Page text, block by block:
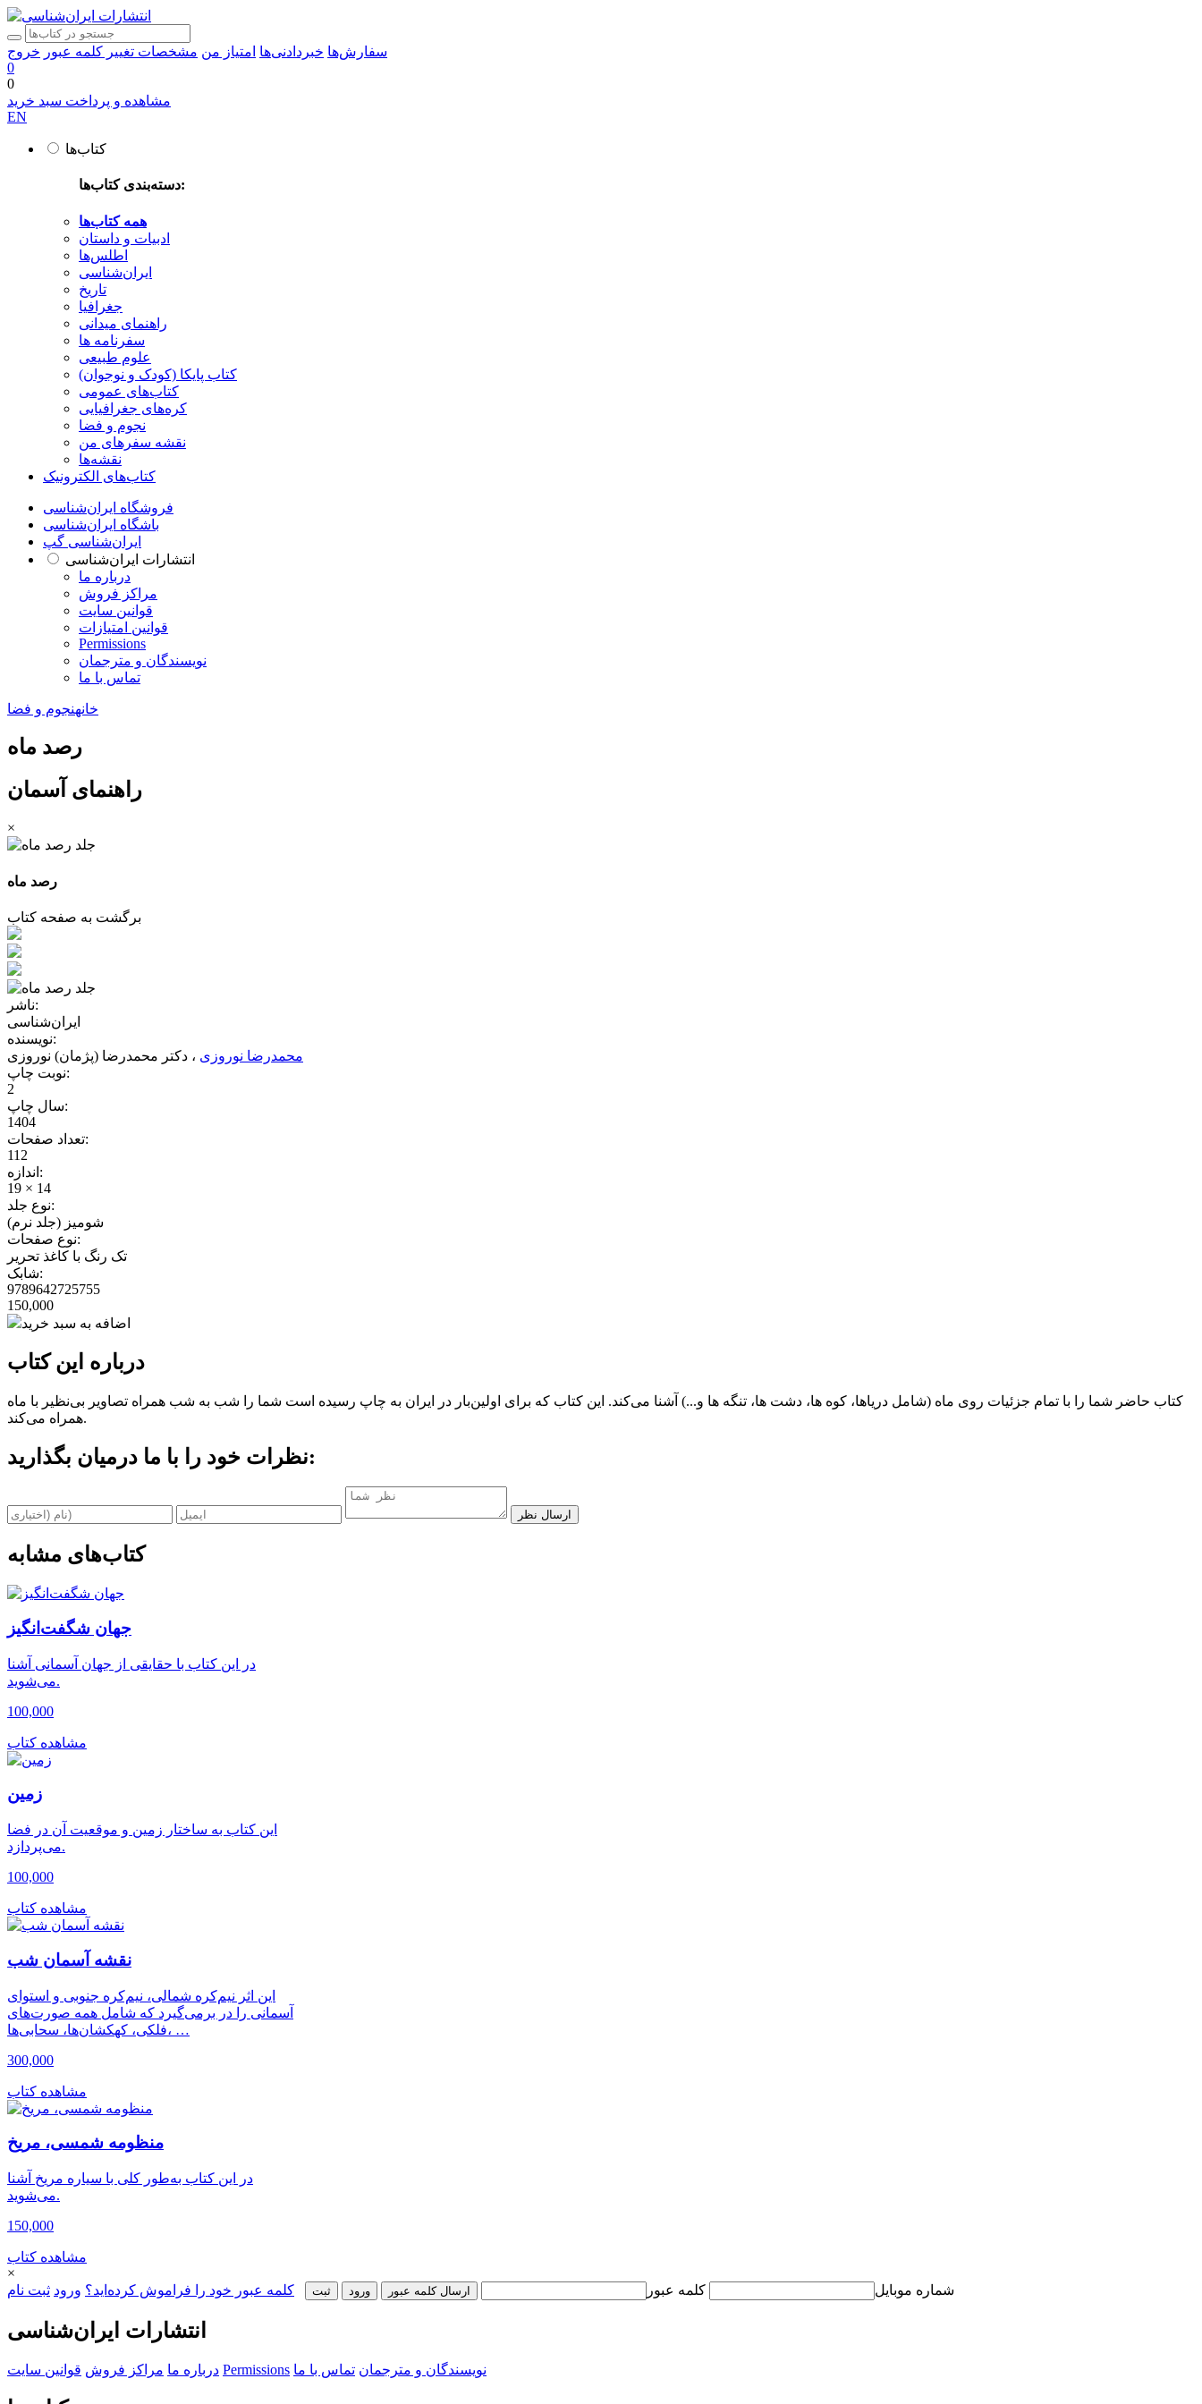
سفارش‌ها خبردادنی‌ها امتیاز من مشخصات تغییر کلمه عبور خروج
0
0
مشاهده و پرداخت سبد خرید
EN
کتاب‌ها
دسته‌بندی کتاب‌ها:
همه کتاب‌ها
ادبیات و داستان
اطلس‌ها
ایران‌شناسی
تاریخ
جغرافیا
راهنمای میدانی
سفرنامه‌ ها
علوم طبیعی
کتاب‌ پایکا (کودک و نوجوان)
کتاب‌های عمومی
کره‌های جغرافیایی
نجوم و فضا
نقشه سفرهای من
نقشه‌ها
کتاب‌های الکترونیک
فروشگاه ایران‌شناسی
باشگاه ایران‌شناسی
ایران‌شناسی گپ
انتشارات ایران‌شناسی
درباره ما
مراکز فروش
قوانین سایت
قوانین امتیازات
Permissions
نویسندگان و مترجمان
تماس با ما
خانهنجوم و فضا
رصد ماه
راهنمای آسمان
×
رصد ماه
برگشت به صفحه کتاب
ناشر:
ایران‌شناسی
نویسنده:
محمدرضا نوروزی ، دکتر محمدرضا (پژمان) نوروزی
نوبت چاپ:
2
سال چاپ:
1404
تعداد صفحات:
112
اندازه:
19 × 14
نوع جلد:
شومیز (جلد نرم)
نوع صفحات:
تک رنگ با کاغذ تحریر
شابک:
9789642725755
150,000
اضافه به سبد خرید
درباره این کتاب
کتاب حاضر شما را با تمام جزئیات روی ماه (شامل دریاها، کوه ها، دشت ها، تنگه ها و...) آشنا می‌کند. این کتاب که برای اولین‌بار در ایران به چاپ رسیده است شما را شب به شب همراه تصاویر بی‌نظیر با ماه
همراه می‌کند.
نظرات خود را با ما درمیان بگذارید:
ارسال نظر
کتاب‌های مشابه
جهان شگفت‌انگیز
در این کتاب با حقایقی از جهان آسمانی آشنا
می‌شوید.
100,000
مشاهده کتاب
زمین
این کتاب به ساختار زمین و موقعیت آن در فضا
می‌پردازد.
100,000
مشاهده کتاب
نقشه آسمان شب
این اثر نیم‌کره شمالی، نیم‌کره جنوبی و استوای
آسمانی را در برمی‌گیرد که شامل همه صورت‌های
فلکی، کهکشان‌ها، سحابی‌ها، …
300,000
مشاهده کتاب
منظومه شمسی، مریخ
در این کتاب به‌طور کلی با سیاره مریخ آشنا
می‌شوید.
150,000
مشاهده کتاب
×
شماره موبایل
کلمه عبور ارسال کلمه عبور ورود ثبت‌ کلمه عبور خود را فراموش کرده‌اید؟ ورود ثبت نام
انتشارات ایران‌شناسی
درباره ما مراکز فروش قوانین سایت Permissions نویسندگان و مترجمان تماس با ما